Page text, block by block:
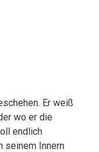
Er weiß
wo er die
endlich
seinem Innern